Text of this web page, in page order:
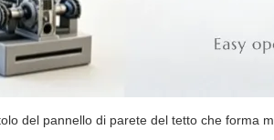
del pannello di parete del tetto che forma